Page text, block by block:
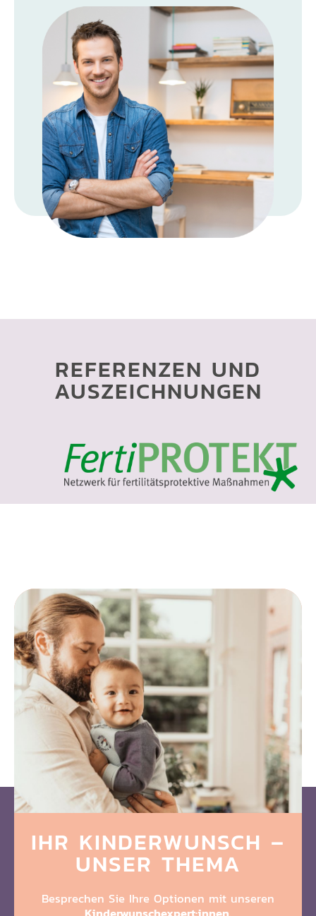
REFERENZEN UND
AUSZEICHNUNGEN
IHR KINDERWUNSCH –
UNSER THEMA
Besprechen Sie Ihre Optionen mit unseren